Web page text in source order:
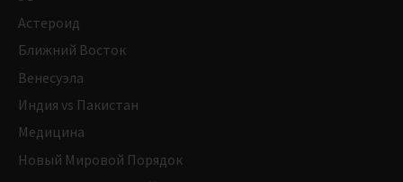
Астероид
Ближний Восток
Венесуэла
Индия vs Пакистан
Медицина
Новый Мировой Порядок